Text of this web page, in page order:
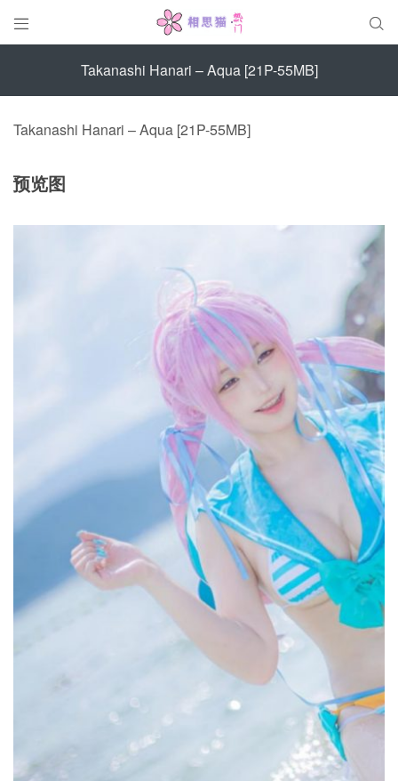
 
Takanashi Hanari – Aqua [21P-55MB]
Takanashi Hanari – Aqua [21P-55MB]
预览图